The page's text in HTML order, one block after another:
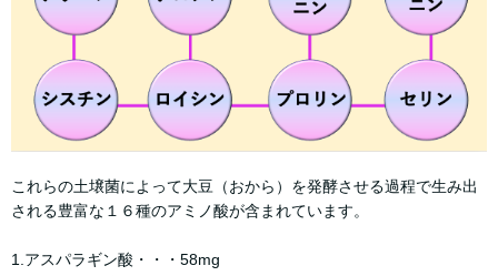
これらの土壌菌によって大豆（おから）を発酵させる過程で生み出
される豊富な１６種のアミノ酸が含まれています。
1.アスパラギン酸・・・58mg